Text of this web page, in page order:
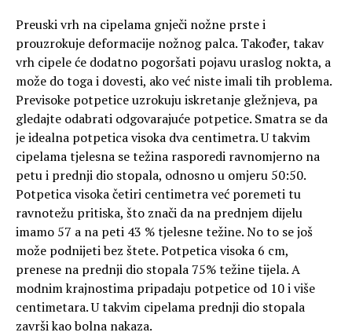
Preuski vrh na cipelama gnječi nožne prste i
prouzrokuje deformacije nožnog palca. Također, takav
vrh cipele će dodatno pogoršati pojavu uraslog nokta, a
može do toga i dovesti, ako već niste imali tih problema.
Previsoke potpetice uzrokuju iskretanje gležnjeva, pa
gledajte odabrati odgovarajuće potpetice. Smatra se da
je idealna potpetica visoka dva centimetra. U takvim
cipelama tjelesna se težina rasporedi ravnomjerno na
petu i prednji dio stopala, odnosno u omjeru 50:50.
Potpetica visoka četiri centimetra već poremeti tu
ravnotežu pritiska, što znači da na prednjem dijelu
imamo 57 a na peti 43 % tjelesne težine. No to se još
može podnijeti bez štete. Potpetica visoka 6 cm,
prenese na prednji dio stopala 75% težine tijela. A
modnim krajnostima pripadaju potpetice od 10 i više
centimetara. U takvim cipelama prednji dio stopala
završi kao bolna nakaza.